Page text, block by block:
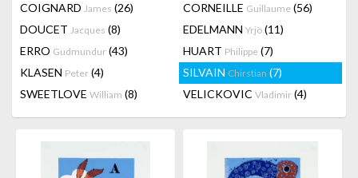
COIGNARD James (26) CORNEILLE Guillaume (56)
DOUCET Jacques (8) EDELMANN Yrjö (11)
ERRO Gudmundur (43) HUART Philippe (7)
KLASEN Peter (4) SILVAIN Chirstian (7)
SWEETLOVE William (8) VELICKOVIC Vladimir (4)